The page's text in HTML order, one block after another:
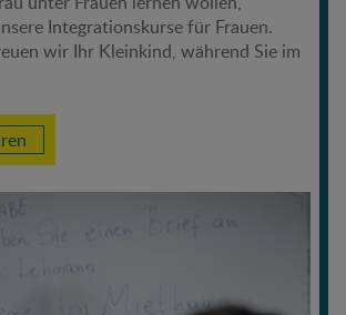
Integrationskurse für Frauen.
wir Ihr Kleinkind, während Sie im